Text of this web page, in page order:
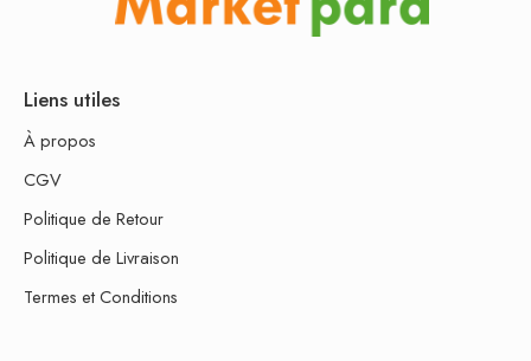
Liens utiles
À propos
CGV
Politique de Retour
Politique de Livraison
Termes et Conditions